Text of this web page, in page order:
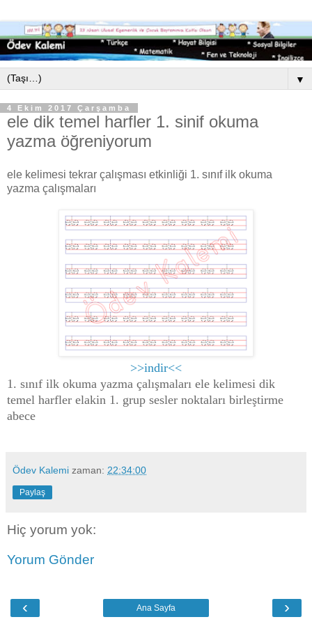
▼
4 Ekim 2017 Çarşamba
ele dik temel harfler 1. sinif okuma
yazma öğreniyorum
ele kelimesi tekrar çalışması etkinliği 1. sınıf ilk okuma
yazma çalışmaları
>>indir<<
1. sınıf ilk okuma yazma çalışmaları ele kelimesi dik
temel harfler elakin 1. grup sesler noktaları birleştirme
abece
Ödev Kalemi zaman: 22:34:00
Paylaş
Hiç yorum yok:
Yorum Gönder
‹ ›
Ana Sayfa